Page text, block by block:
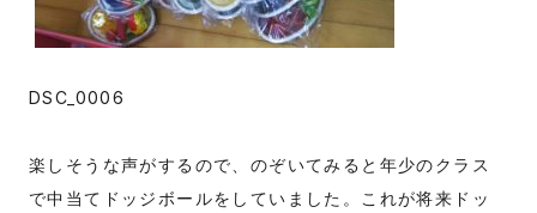
DSC_0006
楽しそうな声がするので、のぞいてみると年少のクラス
で中当てドッジボールをしていました。これが将来ドッ